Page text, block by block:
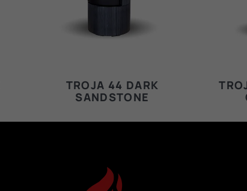
TROJA 44 DARK
SANDSTONE